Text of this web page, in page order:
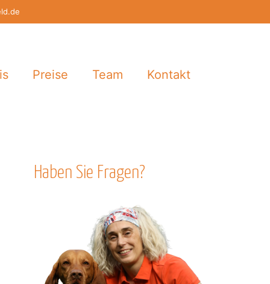
Preise Team Kontakt
Haben Sie Fragen?